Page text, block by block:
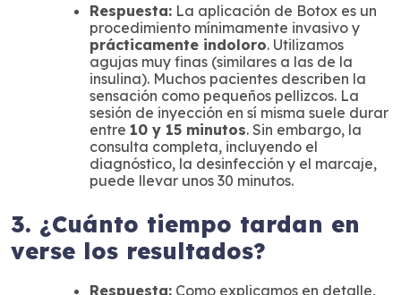
Respuesta: La aplicación de Botox es un
procedimiento mínimamente invasivo y
prácticamente indoloro. Utilizamos
agujas muy finas (similares a las de la
insulina). Muchos pacientes describen la
sensación como pequeños pellizcos. La
sesión de inyección en sí misma suele durar
entre 10 y 15 minutos. Sin embargo, la
consulta completa, incluyendo el
diagnóstico, la desinfección y el marcaje,
puede llevar unos 30 minutos.
3. ¿Cuánto tiempo tardan en
verse los resultados?
Respuesta: Como explicamos en detalle,